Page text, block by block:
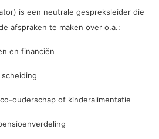
is een neutrale gespreksleider die
afspraken te maken over o.a.:
en financiën
ouderschap of kinderalimentatie